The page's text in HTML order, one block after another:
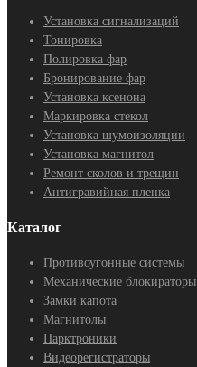
Установка сигнализаций
Тонировка
Полировка фар
Бронирование фар
Установка ксенона
Маркировка стекол
Установка шумоизоляции
Установка магнитол
Ремонт сколов и трещин
Антигравийная пленка
Каталог
Противоугонные системы
Механические блокираторы
Замки капота
Магнитолы
Парктроники
Видеорегистраторы